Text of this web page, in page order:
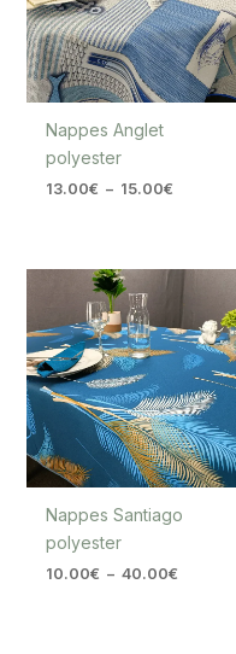
Nappes Anglet
polyester
13.00€ – 15.00€
Nappes Santiago
polyester
10.00€ – 40.00€
prix :
10.00€
à
40.00€